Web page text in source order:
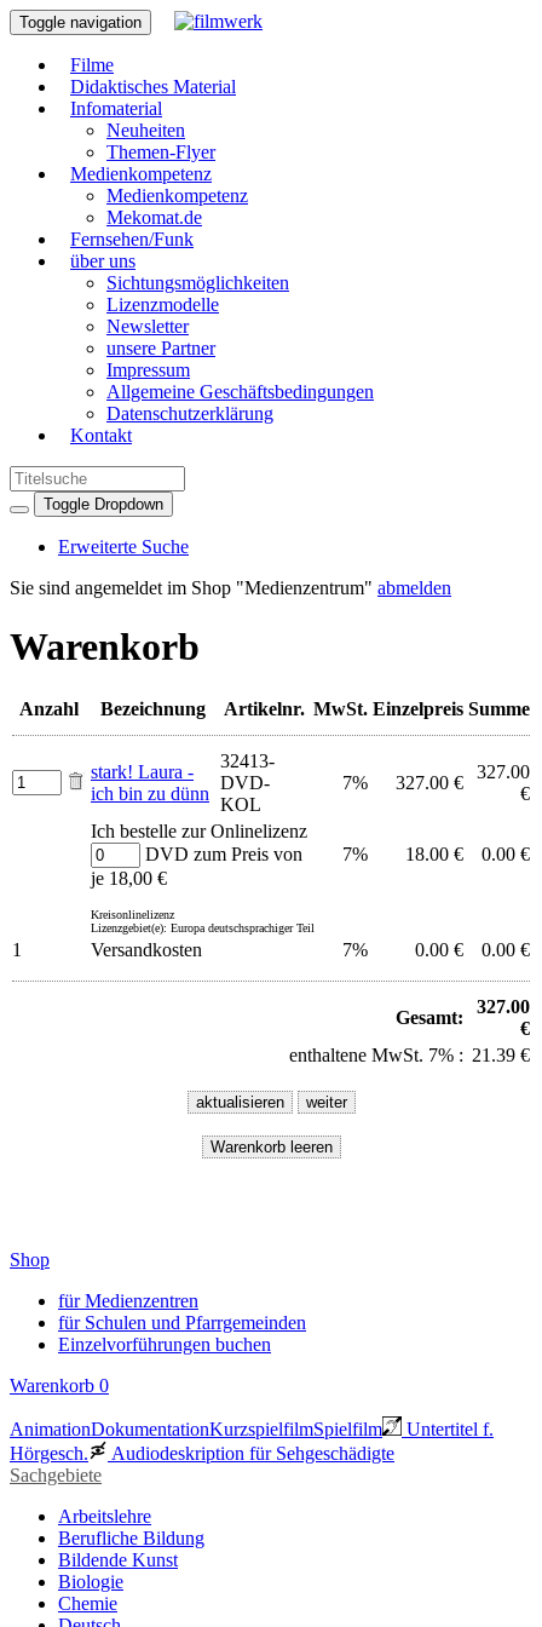
Toggle navigation
Filme
Didaktisches Material
Infomaterial
Neuheiten
Themen-Flyer
Medienkompetenz
Medienkompetenz
Mekomat.de
Fernsehen/Funk
über uns
Sichtungsmöglichkeiten
Lizenzmodelle
Newsletter
unsere Partner
Impressum
Allgemeine Geschäftsbedingungen
Datenschutzerklärung
Kontakt
Toggle Dropdown
Erweiterte Suche
Sie sind angemeldet im Shop "Medienzentrum" abmelden
Warenkorb
Anzahl Bezeichnung Artikelnr. MwSt. Einzelpreis Summe
stark! Laura -
ich bin zu dünn
32413-
DVD-
KOL
7% 327.00 €
327.00
€
Ich bestelle zur Onlinelizenz
DVD zum Preis von
je 18,00 €
7% 18.00 € 0.00 €
Kreisonlinelizenz
Lizenzgebiet(e): Europa deutschsprachiger Teil
1 Versandkosten 7% 0.00 € 0.00 €
Gesamt:
327.00
€
enthaltene MwSt. 7% : 21.39 €
Shop
für Medienzentren
für Schulen und Pfarrgemeinden
Einzelvorführungen buchen
Warenkorb 0
AnimationDokumentationKurzspielfilmSpielfilm
Untertitel f.
Hörgesch.
Audiodeskription für Sehgeschädigte
Sachgebiete
Arbeitslehre
Berufliche Bildung
Bildende Kunst
Biologie
Chemie